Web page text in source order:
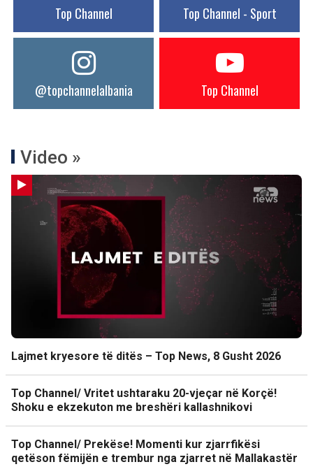
Top Channel Top Channel - Sport
@topchannelalbania Top Channel
Video »
Lajmet kryesore të ditës – Top News, 8 Gusht 2026
Top Channel/ Vritet ushtaraku 20-vjeçar në Korçë!
Shoku e ekzekuton me breshëri kallashnikovi
Top Channel/ Prekëse! Momenti kur zjarrfikësi
qetëson fëmijën e trembur nga zjarret në Mallakastër